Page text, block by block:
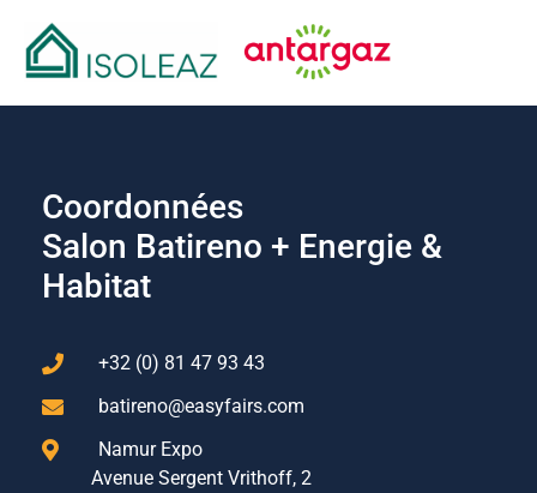
Coordonnées
Salon Batireno + Energie &
Habitat
+32 (0) 81 47 93 43
batireno@easyfairs.com
Namur Expo
Avenue Sergent Vrithoff, 2